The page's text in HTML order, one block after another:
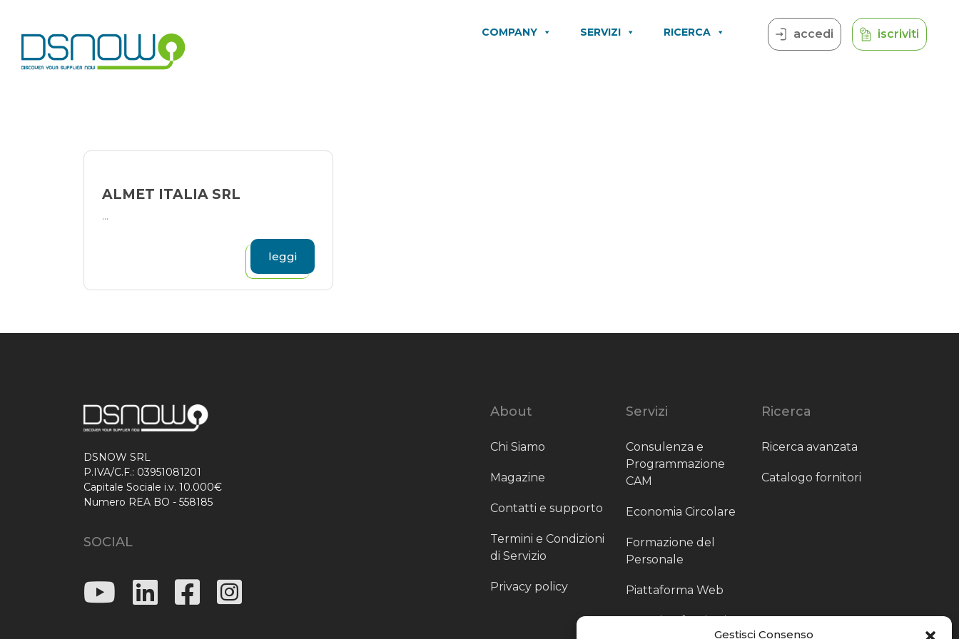
Gestisci Consenso
content
COMPANY SERVIZI RICERCA accedi iscriviti
ALMET ITALIA SRL
...
leggi
DSNOW SRL
P.IVA/C.F.: 03951081201
Capitale Sociale i.v. 10.000€
Numero REA BO - 558185
SOCIAL
About
Chi Siamo
Magazine
Contatti e supporto
Termini e Condizioni
di Servizio
Privacy policy
Servizi
Consulenza e
Programmazione
CAM
Economia Circolare
Formazione del
Personale
Piattaforma Web
Scouting fornitori
Ricerca
Ricerca avanzata
Catalogo fornitori